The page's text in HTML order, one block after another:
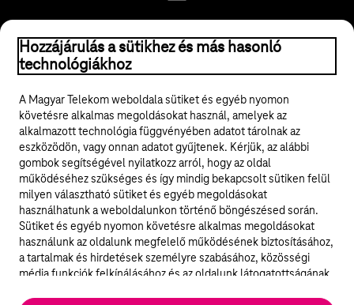
© 2026 Magyar Telekom Nyrt.
ÁSZF
Adatvédelem
Felhívások
Hírlevél
Közösségi média
Hozzájárulás a sütikhez és más hasonló
technológiákhoz
A Magyar Telekom weboldala sütiket és egyéb nyomon
követésre alkalmas megoldásokat használ, amelyek az
alkalmazott technológia függvényében adatot tárolnak az
eszközödön, vagy onnan adatot gyűjtenek. Kérjük, az alábbi
gombok segítségével nyilatkozz arról, hogy az oldal
működéséhez szükséges és így mindig bekapcsolt sütiken felül
milyen választható sütiket és egyéb megoldásokat
használhatunk a weboldalunkon történő böngészésed során.
Sütiket és egyéb nyomon követésre alkalmas megoldásokat
használunk az oldalunk megfelelő működésének biztosításához,
a tartalmak és hirdetések személyre szabásához, közösségi
média funkciók felkínálásához és az oldalunk látogatottságának